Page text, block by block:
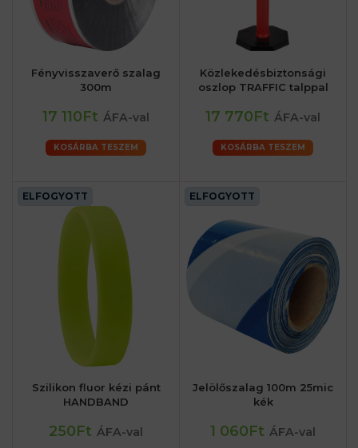
Fényvisszaverő szalag
300m
17 110Ft ÁFA-val
KOSÁRBA TESZEM
Közlekedésbiztonsági
oszlop TRAFFIC talppal
17 770Ft ÁFA-val
KOSÁRBA TESZEM
ELFOGYOTT
Szilikon fluor kézi pánt
HANDBAND
250Ft ÁFA-val
ELFOGYOTT
Jelölőszalag 100m 25mic
kék
1 060Ft ÁFA-val